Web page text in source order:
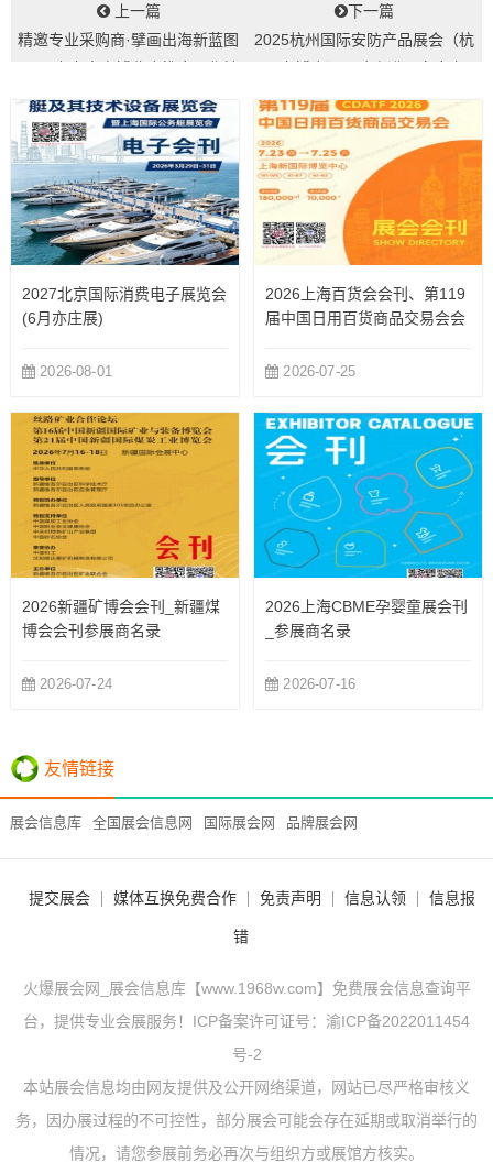
上一篇
精邀专业采购商·擘画出海新蓝图
续走...
下一篇
2025杭州国际安防产品展会（杭
传...
2027北京国际消费电子展览会
(6月亦庄展)
2026-08-01
2026上海百货会会刊、第119
届中国日用百货商品交易会会
2026-07-25
2026新疆矿博会会刊_新疆煤
博会会刊参展商名录
2026-07-24
2026上海CBME孕婴童展会刊
_参展商名录
2026-07-16
友情链接
展会信息库 全国展会信息网 国际展会网 品牌展会网
提交展会 媒体互换免费合作 免责声明 信息认领 信息报
错
火爆展会网_展会信息库【www.1968w.com】免费展会信息查询平
台，提供专业会展服务！ICP备案许可证号： 渝ICP备2022011454
号-2
本站展会信息均由网友提供及公开网络渠道，网站已尽严格审核义
务，因办展过程的不可控性，部分展会可能会存在延期或取消举行的
情况，请您参展前务必再次与组织方或展馆方核实。